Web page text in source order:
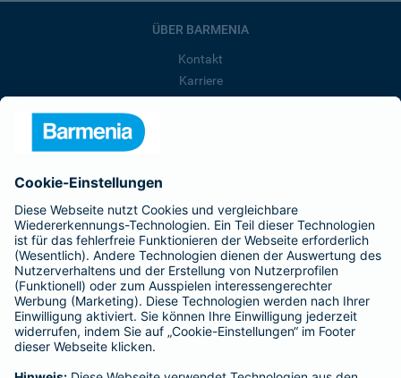
ÜBER BARMENIA
Kontakt
Karriere
Barmenia ist Teil der BarmeniaGothaer
BELIEBTE SEITEN
Kranken-Zusatzversicherung
Tierversicherungen
Haftpflichtversicherung
Hausratversicherung